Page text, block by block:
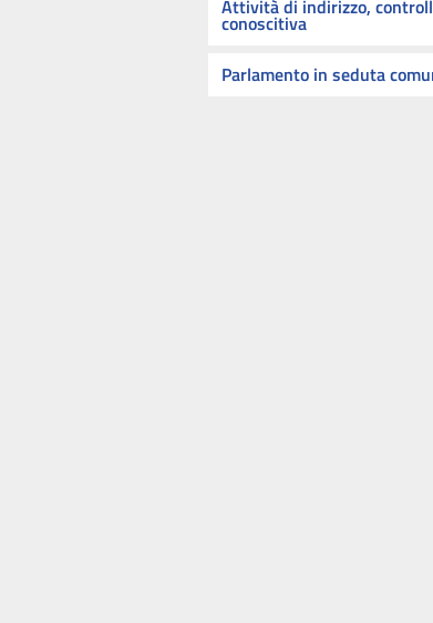
Attività di indirizzo,
conoscitiva
Parlamento in seduta